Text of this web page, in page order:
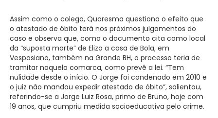
Assim como o colega, Quaresma questiona o efeito que
o atestado de óbito terá nos próximos julgamentos do
caso e observa que, como o documento cita como local
da “suposta morte” de Eliza a casa de Bola, em
Vespasiano, também na Grande BH, o processo teria de
tramitar naquela comarca, como prevê a lei. “Tem
nulidade desde o início. O Jorge foi condenado em 2010 e
o juiz não mandou expedir atestado de óbito”, salientou,
referindo-se a Jorge Luiz Rosa, primo de Bruno, hoje com
19 anos, que cumpriu medida socioeducativa pelo crime.